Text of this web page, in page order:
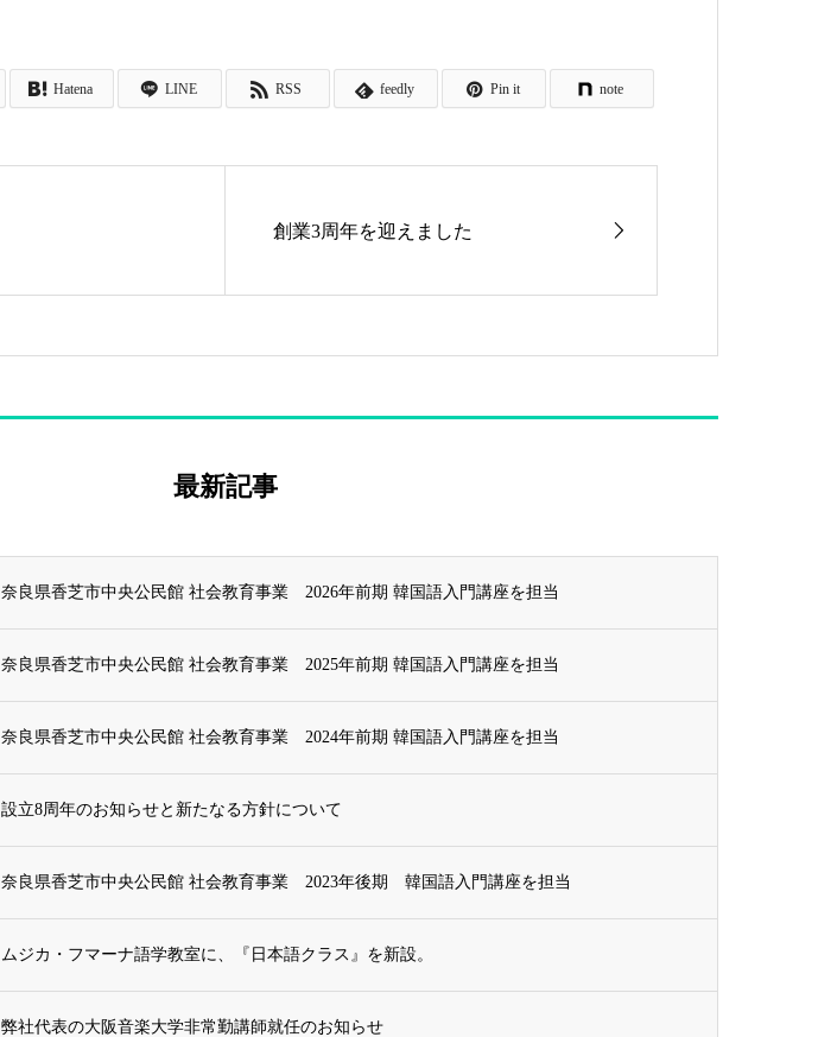
Hatena LINE RSS feedly Pin it note
創業3周年を迎えました
最新記事
奈良県香芝市中央公民館 社会教育事業 2026年前期 韓国語入門講座を担当
奈良県香芝市中央公民館 社会教育事業 2025年前期 韓国語入門講座を担当
奈良県香芝市中央公民館 社会教育事業 2024年前期 韓国語入門講座を担当
設立8周年のお知らせと新たなる方針について
奈良県香芝市中央公民館 社会教育事業 2023年後期 韓国語入門講座を担当
ムジカ・フマーナ語学教室に、『日本語クラス』を新設。
弊社代表の大阪音楽大学非常勤講師就任のお知らせ